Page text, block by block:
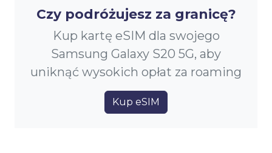
Czy podróżujesz za granicę?
Kup kartę eSIM dla swojego
Samsung Galaxy S20 5G, aby
uniknąć wysokich opłat za roaming
Kup eSIM